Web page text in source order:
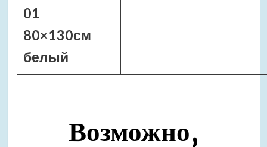
01
80×130см
белый
Возможно,